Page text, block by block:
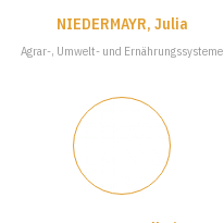
NIEDERMAYR, Julia
Agrar-, Umwelt- und Ernährungssysteme